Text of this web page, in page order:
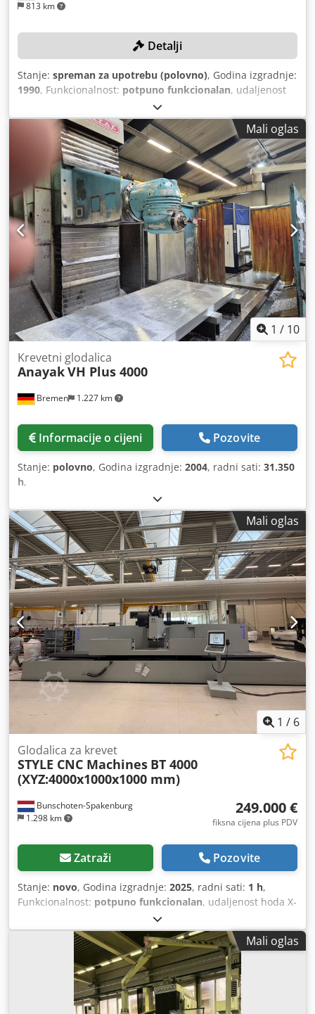
813 km
Detalji
Stanje: spreman za upotrebu (polovno), Godina izgradnje:
1990, Funkcionalnost: potpuno funkcionalan, udaljenost
, Y osi hod:
hoda Z-osi:2.000 mm, maksimalna brzina vretena:1.800
okret/min, dužina stola:7.000 mm Mali oglas
1 / 10
Bremen 1.227 km
Krevetni glodalica
AnayakVH Plus 4000
Informacije o cijeni Pozovite
Stanje: polovno, Godina izgradnje: 2004, radni sati: 31.350
h,
Mali oglas
1 / 6
Bunschoten-Spakenburg
1.298 km
Glodalica za krevet
STYLE CNC Machines BT 4000
(XYZ:4000x1000x1000 mm)
249.000 €
fiksna cijena plus PDV
Zatraži Pozovite
Stanje: novo, Godina izgradnje: 2025, radni sati: 1 h,
Funkcionalnost: potpuno funkcionalan, udaljenost hoda X-
1.000 mm
1.000 mm, proizvođač kontrolera:STYLE CNC Machines,
broj mjesta u spremniku alata:24, proizvođač motora:Mali oglas